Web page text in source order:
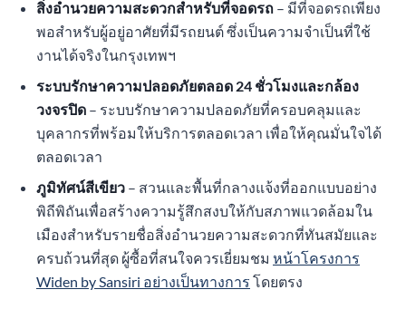
สิ่งอำนวยความสะดวกสำหรับที่จอดรถ – มีที่จอดรถเพียง
พอสำหรับผู้อยู่อาศัยที่มีรถยนต์ ซึ่งเป็นความจำเป็นที่ใช้
งานได้จริงในกรุงเทพฯ
ระบบรักษาความปลอดภัยตลอด 24 ชั่วโมงและกล้อง
วงจรปิด – ระบบรักษาความปลอดภัยที่ครอบคลุมและ
บุคลากรที่พร้อมให้บริการตลอดเวลา เพื่อให้คุณมั่นใจได้
ตลอดเวลา
ภูมิทัศน์สีเขียว – สวนและพื้นที่กลางแจ้งที่ออกแบบอย่าง
พิถีพิถันเพื่อสร้างความรู้สึกสงบให้กับสภาพแวดล้อมใน
เมืองสำหรับรายชื่อสิ่งอำนวยความสะดวกที่ทันสมัยและ
ครบถ้วนที่สุด ผู้ซื้อที่สนใจควรเยี่ยมชม หน้าโครงการ
Widen by Sansiri อย่างเป็นทางการ โดยตรง